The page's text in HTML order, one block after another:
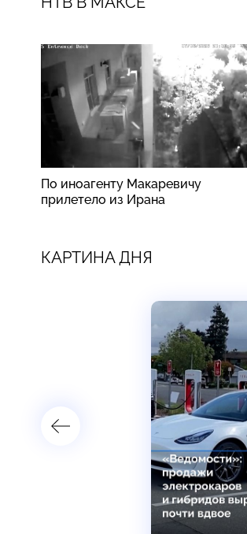
По иноагенту Макаревичу
прилетело из Ирана
КАРТИНА ДНЯ